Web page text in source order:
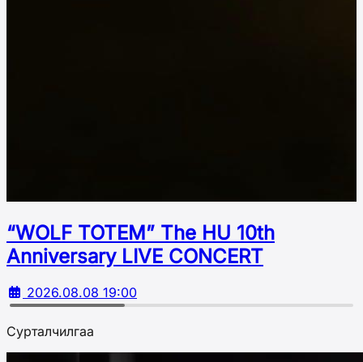
“WOLF TOTEM” The HU 10th
Аnniversary LIVE CONCERT
2026.08.08 19:00
Сурталчилгаа